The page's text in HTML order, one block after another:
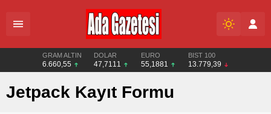
GRAM ALTIN
6.660,55
DOLAR
47,7111
EURO
55,1881
BIST 100
13.779,39
Jetpack Kayıt Formu